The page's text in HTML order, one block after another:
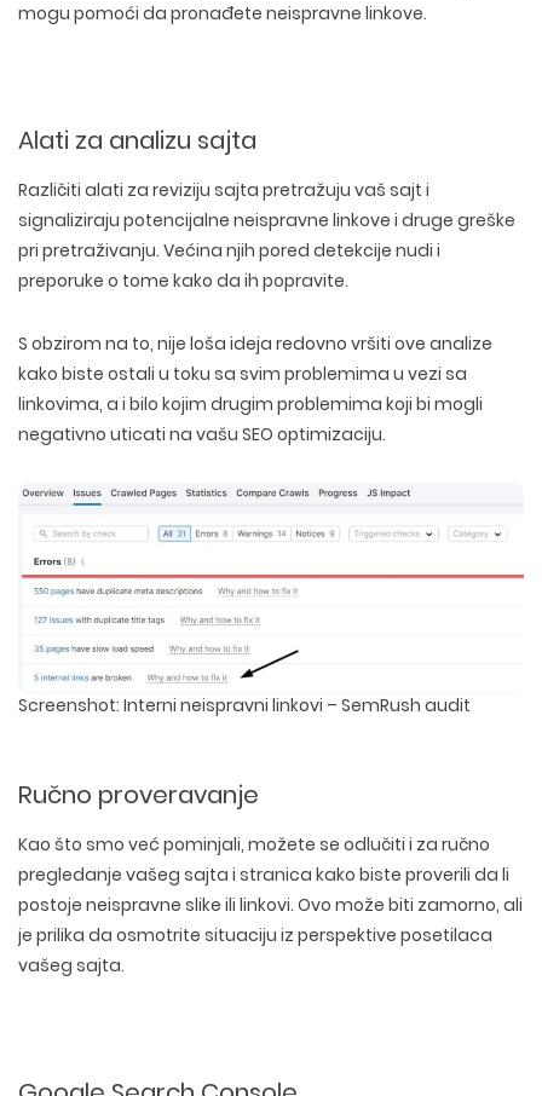
mogu pomoći da pronađete neispravne linkove.
Alati za analizu sajta
Različiti alati za reviziju sajta pretražuju vaš sajt i
signaliziraju potencijalne neispravne linkove i druge greške
pri pretraživanju. Većina njih pored detekcije nudi i
preporuke o tome kako da ih popravite.
S obzirom na to, nije loša ideja redovno vršiti ove analize
kako biste ostali u toku sa svim problemima u vezi sa
linkovima, a i bilo kojim drugim problemima koji bi mogli
negativno uticati na vašu SEO optimizaciju.
Screenshot: Interni neispravni linkovi – SemRush audit
Ručno proveravanje
Kao što smo već pominjali, možete se odlučiti i za ručno
pregledanje vašeg sajta i stranica kako biste proverili da li
postoje neispravne slike ili linkovi. Ovo može biti zamorno, ali
je prilika da osmotrite situaciju iz perspektive posetilaca
vašeg sajta.